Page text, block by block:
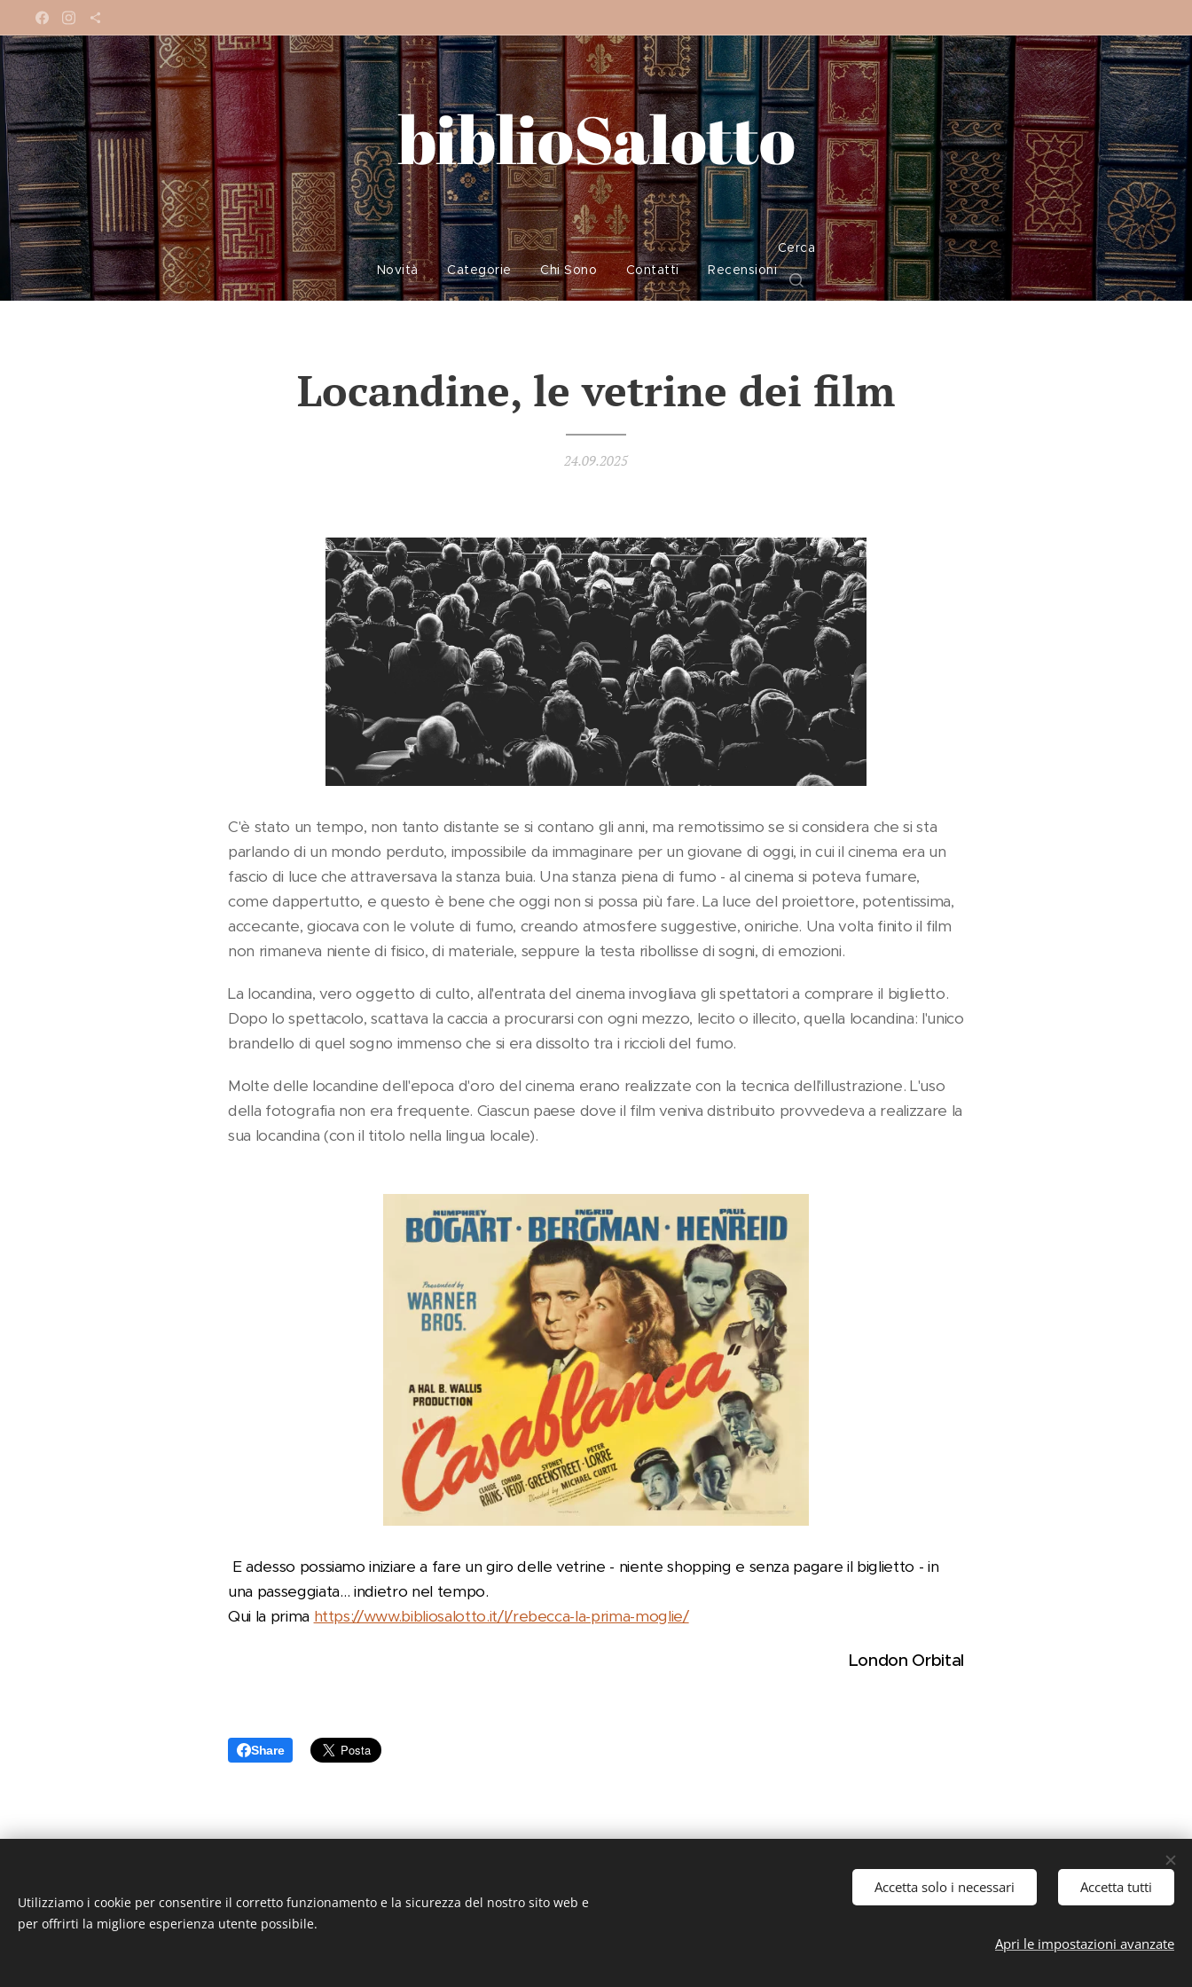
biblioSalotto
Novità Categorie Chi Sono Contatti Recensioni
Cerca
Locandine, le vetrine dei film
24.09.2025
C'è stato un tempo, non tanto distante se si contano gli anni, ma remotissimo se si considera che si sta
parlando di un mondo perduto, impossibile da immaginare per un giovane di oggi, in cui il cinema era un
fascio di luce che attraversava la stanza buia. Una stanza piena di fumo - al cinema si poteva fumare,
come dappertutto, e questo è bene che oggi non si possa più fare. La luce del proiettore, potentissima,
accecante, giocava con le volute di fumo, creando atmosfere suggestive, oniriche. Una volta finito il film
non rimaneva niente di fisico, di materiale, seppure la testa ribollisse di sogni, di emozioni.
La locandina, vero oggetto di culto, all'entrata del cinema invogliava gli spettatori a comprare il biglietto.
Dopo lo spettacolo, scattava la caccia a procurarsi con ogni mezzo, lecito o illecito, quella locandina: l'unico
brandello di quel sogno immenso che si era dissolto tra i riccioli del fumo.
Molte delle locandine dell'epoca d'oro del cinema erano realizzate con la tecnica dell'illustrazione. L'uso
della fotografia non era frequente. Ciascun paese dove il film veniva distribuito provvedeva a realizzare la
sua locandina (con il titolo nella lingua locale).
E adesso possiamo iniziare a fare un giro delle vetrine - niente shopping e senza pagare il biglietto - in
una passeggiata… indietro nel tempo.
Qui la prima https://www.bibliosalotto.it/l/rebecca-la-prima-moglie/
London Orbital
Share
Utilizziamo i cookie per consentire il corretto funzionamento e la sicurezza del nostro sito web e
per offrirti la migliore esperienza utente possibile.
Accetta solo i necessari Accetta tutti
Apri le impostazioni avanzate